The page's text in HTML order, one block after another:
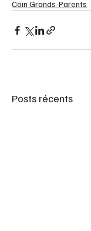
Coin Grands-Parents
Posts récents